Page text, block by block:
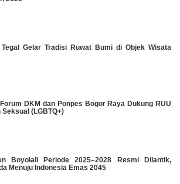
Gelar Tradisi Ruwat Bumi di Objek Wisata
DKM dan Ponpes Bogor Raya Dukung RUU
(LGBTQ+)
Boyolali Periode 2025–2028 Resmi Dilantik,
Menuju Indonesia Emas 2045